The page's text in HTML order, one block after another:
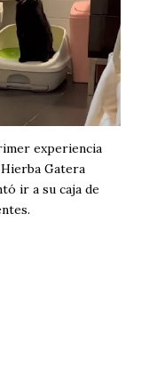
experiencia
Gatera
ir a su caja de